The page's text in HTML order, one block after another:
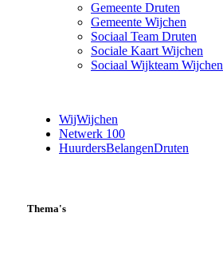
Gemeente Druten
Gemeente Wijchen
Sociaal Team Druten
Sociale Kaart Wijchen
Sociaal Wijkteam Wijchen
WijWijchen
Netwerk 100
HuurdersBelangenDruten
Thema's